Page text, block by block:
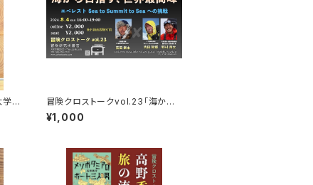
学
冒険クロストークvol.23「海から
目指す、世界最高峰」録画視聴権
¥1,000